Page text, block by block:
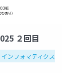
２回目
ンフォマティクス